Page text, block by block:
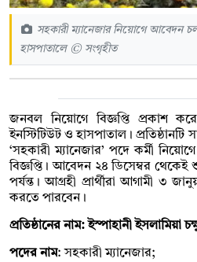
সহকারী ম্যানেজার নিয়োগে আবেদন
হাসপাতালে © সংগৃহীত
জনবল নিয়োগে বিজ্ঞপ্তি প্রকাশ
ইনস্টিটিউট ও হাসপাতাল। প্রতিষ্ঠানটি
‘সহকারী ম্যানেজার’ পদে কর্মী
বিজ্ঞপ্তি। আবেদন ২৪ ডিসেম্বর
পর্যন্ত। আগ্রহী প্রার্থীরা আগামী ৩
করতে পারবেন।
প্রতিষ্ঠানের নাম: ইস্পাহানী ইসলামিয়া
পদের নাম: সহকারী ম্যানেজার;